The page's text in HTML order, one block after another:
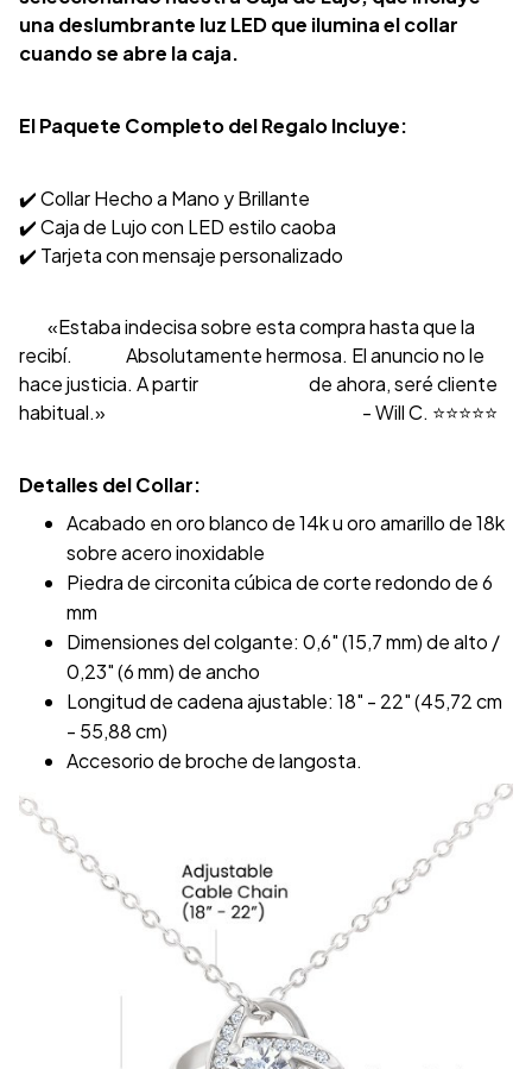
una deslumbrante luz LED que ilumina el collar
cuando se abre la caja.
El Paquete Completo del Regalo Incluye:
✔️ Collar Hecho a Mano y Brillante
✔️ Caja de Lujo con LED estilo caoba
✔️ Tarjeta con mensaje personalizado
«Estaba indecisa sobre esta compra hasta que la
recibí. Absolutamente hermosa. El anuncio no le
hace justicia. A partir de ahora, seré cliente
habitual.» - Will C. ⭐️⭐️⭐️⭐️⭐️
Detalles del Collar:
Acabado en oro blanco de 14k u oro amarillo de 18k
sobre acero inoxidable
Piedra de circonita cúbica de corte redondo de 6
mm
Dimensiones del colgante: 0,6" (15,7 mm) de alto /
0,23" (6 mm) de ancho
Longitud de cadena ajustable: 18" - 22" (45,72 cm
- 55,88 cm)
Accesorio de broche de langosta.